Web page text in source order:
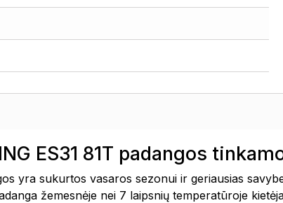
ES31 81T padangos
yra sukurtos vasaros sezonui ir geriausias
žemesnėje nei 7 laipsnių temperatūroje